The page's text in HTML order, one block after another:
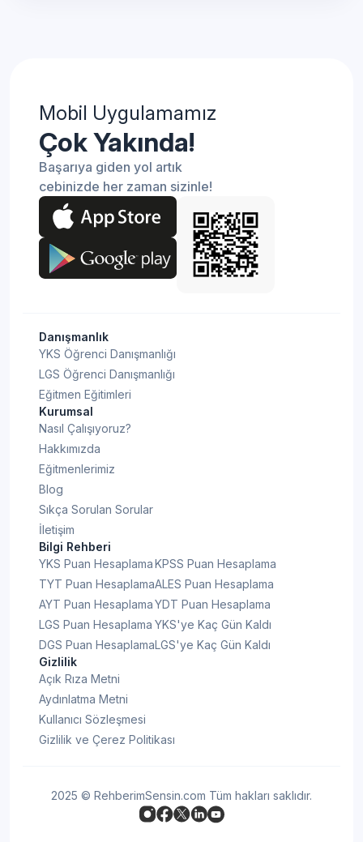
Mobil Uygulamamız
Çok Yakında!
Başarıya giden yol artık
cebinizde her zaman sizinle!
Danışmanlık
YKS Öğrenci Danışmanlığı
LGS Öğrenci Danışmanlığı
Eğitmen Eğitimleri
Kurumsal
Nasıl Çalışıyoruz?
Hakkımızda
Eğitmenlerimiz
Blog
Sıkça Sorulan Sorular
İletişim
Bilgi Rehberi
YKS Puan Hesaplama
TYT Puan Hesaplama
AYT Puan Hesaplama
LGS Puan Hesaplama
DGS Puan Hesaplama
KPSS Puan Hesaplama
ALES Puan Hesaplama
YDT Puan Hesaplama
YKS'ye Kaç Gün Kaldı
LGS'ye Kaç Gün Kaldı
Gizlilik
Açık Rıza Metni
Aydınlatma Metni
Kullanıcı Sözleşmesi
Gizlilik ve Çerez Politikası
2025 © RehberimSensin.com Tüm hakları saklıdır.